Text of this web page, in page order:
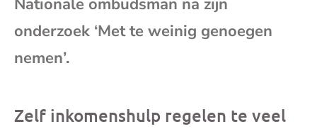
onderzoek ‘Met te weinig genoegen
nemen’.
Zelf inkomenshulp regelen te veel